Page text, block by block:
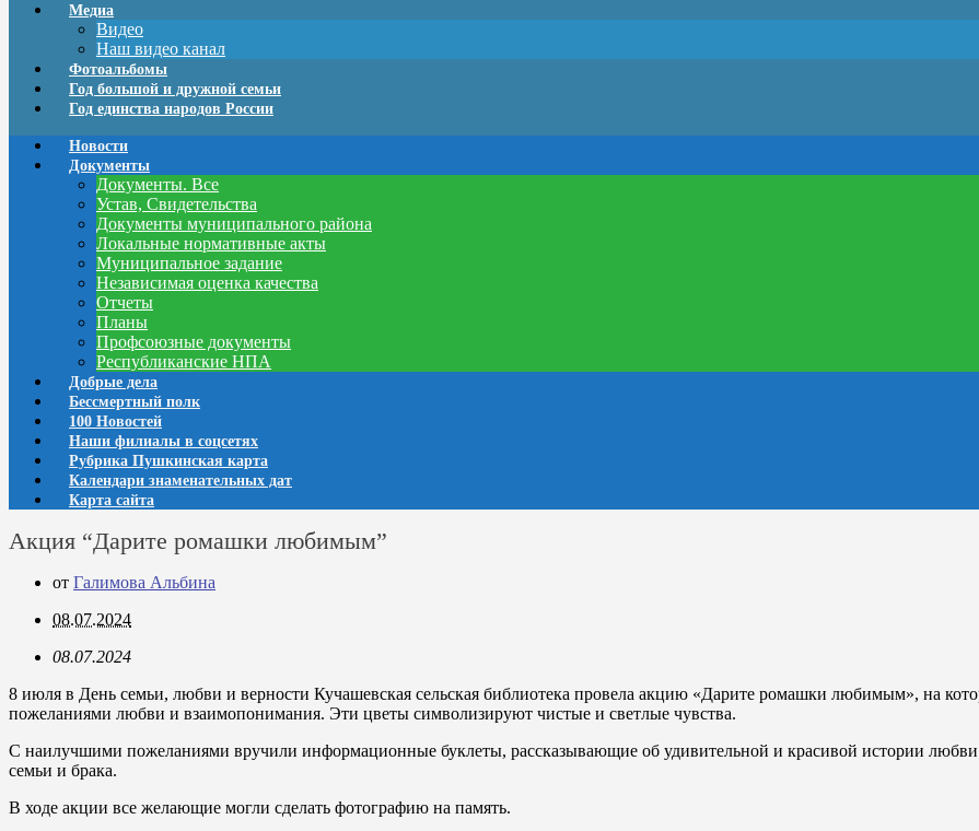
Медиа
Видео
Наш видео канал
Фотоальбомы
Год большой и дружной семьи
Год единства народов России
Новости
Документы
Документы. Все
Устав, Свидетельства
Документы муниципального района
Локальные нормативные акты
Муниципальное задание
Независимая оценка качества
Отчеты
Планы
Профсоюзные документы
Республиканские НПА
Добрые дела
Бессмертный полк
100 Новостей
Наши филиалы в соцсетях
Рубрика Пушкинская карта
Календари знаменательных дат
Карта сайта
Акция “Дарите ромашки любимым”
от Галимова Альбина
08.07.2024
08.07.2024
8 июля в День семьи, любви и верности Кучашевская сельская библиотека провела акцию «Дарите ромашки любимым», на
пожеланиями любви и взаимопонимания. Эти цветы символизируют чистые и светлые чувства.
С наилучшими пожеланиями вручили информационные буклеты, рассказывающие об удивительной и красивой истории
семьи и брака.
В ходе акции все желающие могли сделать фотографию на память.